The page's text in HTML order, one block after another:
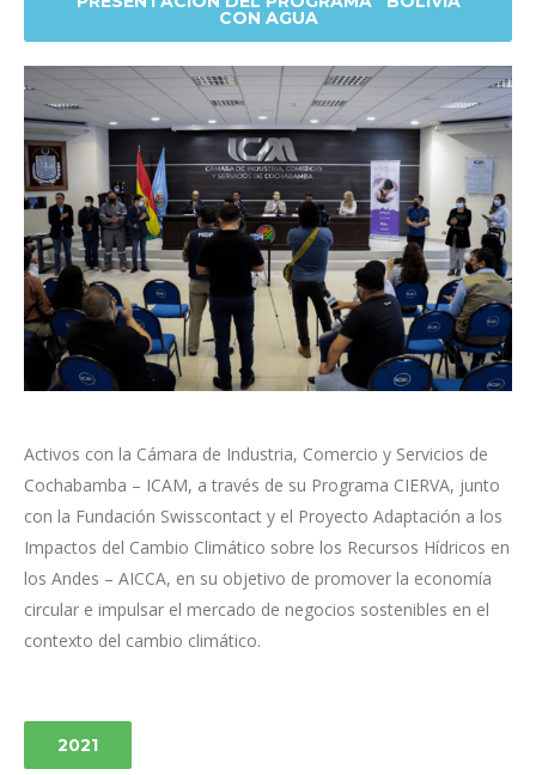
CON AGUA
Activos con la Cámara de Industria, Comercio y Servicios de
Cochabamba – ICAM, a través de su Programa CIERVA, junto
con la Fundación Swisscontact y el Proyecto Adaptación a los
Impactos del Cambio Climático sobre los Recursos Hídricos en
los Andes – AICCA, en su objetivo de promover la economía
circular e impulsar el mercado de negocios sostenibles en el
contexto del cambio climático.
2021